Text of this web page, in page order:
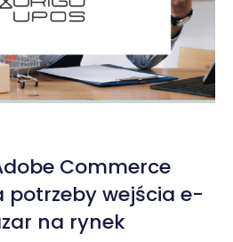
Commerce
wejścia e-
na rynek